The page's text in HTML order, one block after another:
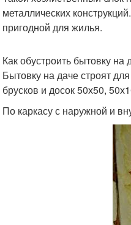
металлических
пригодной для жилья.
Как обустроить бытовку на
Бытовку на даче строят
брусков и досок 50х50,
По каркасу с наружной и